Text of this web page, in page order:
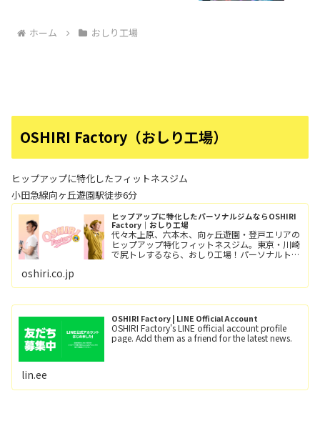
ホーム おしり工場
OSHIRI Factory（おしり工場）
ヒップアップに特化したフィットネスジム
小田急線向ヶ丘遊園駅徒歩6分
ヒップアップに特化したパーソナルジムならOSHIRI
Factory｜おしり工場
代々木上原、六本木、向ヶ丘遊園・登戸エリアの
ヒップアップ特化フィットネスジム。東京・川崎
で尻トレするなら、おしり工場！パーソナルトレ
oshiri.co.jp
OSHIRI Factory | LINE Official Account
OSHIRI Factory's LINE official account profile
page. Add them as a friend for the latest news.
lin.ee